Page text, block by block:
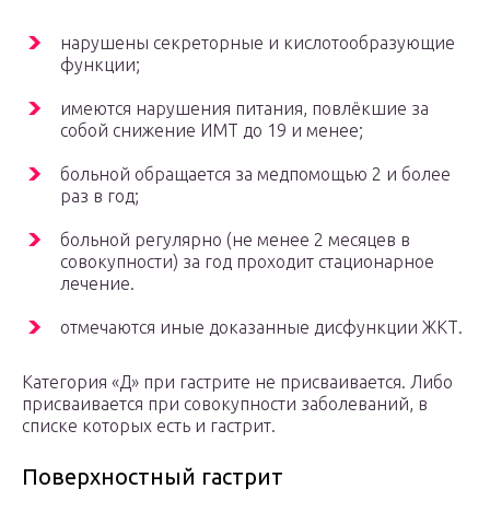
нарушены секреторные и кислотообразующие
функции;
имеются нарушения питания, повлёкшие за
собой снижение ИМТ до 19 и менее;
больной обращается за медпомощью 2 и более
раз в год;
больной регулярно (не менее 2 месяцев в
совокупности) за год проходит стационарное
лечение.
отмечаются иные доказанные дисфункции ЖКТ.
Категория «Д» при гастрите не присваивается. Либо
присваивается при совокупности заболеваний, в
списке которых есть и гастрит.
Поверхностный гастрит